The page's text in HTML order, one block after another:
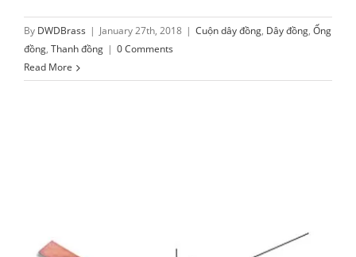
By DWDBrass | January 27th, 2018 | Cuộn dây đồng, Dây đồng, Ống
đồng, Thanh đồng | 0 Comments
Read More